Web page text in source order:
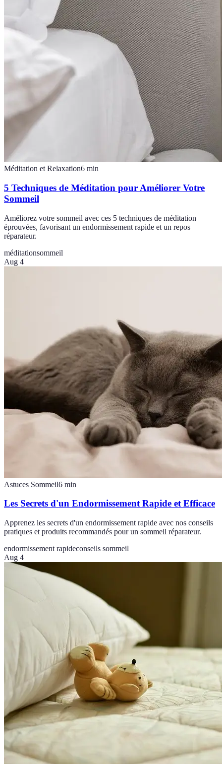
Méditation et Relaxation6 min
5 Techniques de Méditation pour Améliorer Votre
Sommeil
Améliorez votre sommeil avec ces 5 techniques de méditation
éprouvées, favorisant un endormissement rapide et un repos
réparateur.
méditationsommeil
Aug 4
Astuces Sommeil6 min
Les Secrets d'un Endormissement Rapide et Efficace
Apprenez les secrets d'un endormissement rapide avec nos conseils
pratiques et produits recommandés pour un sommeil réparateur.
endormissement rapideconseils sommeil
Aug 4